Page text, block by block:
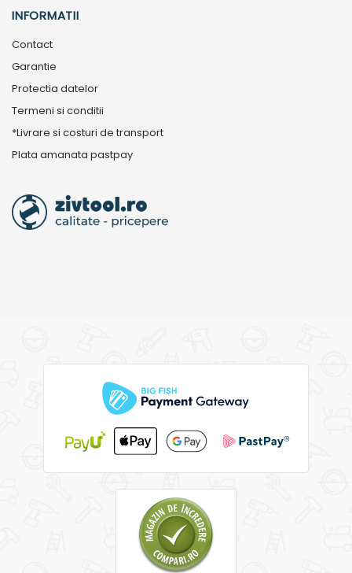
INFORMATII
Contact
Garantie
Protectia datelor
Termeni si conditii
*Livrare si costuri de transport
Plata amanata pastpay